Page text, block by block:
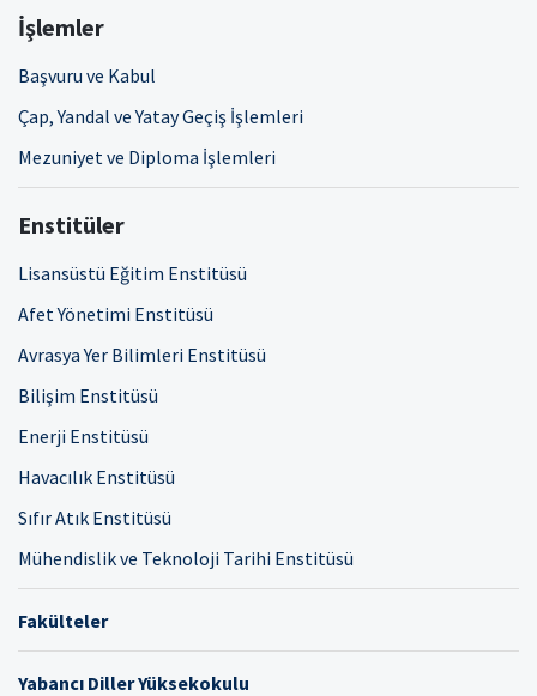
İşlemler
Başvuru ve Kabul
Çap, Yandal ve Yatay Geçiş İşlemleri
Mezuniyet ve Diploma İşlemleri
Enstitüler
Lisansüstü Eğitim Enstitüsü
Afet Yönetimi Enstitüsü
Avrasya Yer Bilimleri Enstitüsü
Bilişim Enstitüsü
Enerji Enstitüsü
Havacılık Enstitüsü
Sıfır Atık Enstitüsü
Mühendislik ve Teknoloji Tarihi Enstitüsü
Fakülteler
Yabancı Diller Yüksekokulu